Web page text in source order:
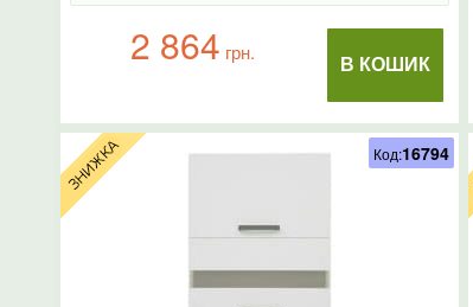
В КОШИК
2 864 грн.
Код:16794